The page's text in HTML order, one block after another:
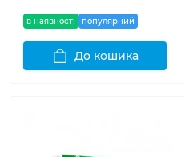
в наявності популярний
До кошика